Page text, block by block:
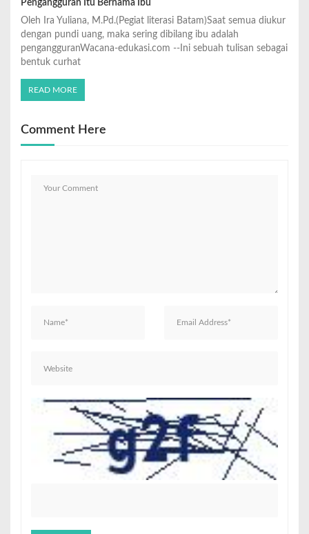
Pengangguran Itu Bernama Ibu
Oleh Ira Yuliana, M.Pd.(Pegiat literasi Batam)Saat semua diukur
dengan pundi uang, maka sering dibilang ibu adalah
pengangguranWacana-edukasi.com --Ini sebuah tulisan sebagai
bentuk curhat
READ MORE
Comment Here